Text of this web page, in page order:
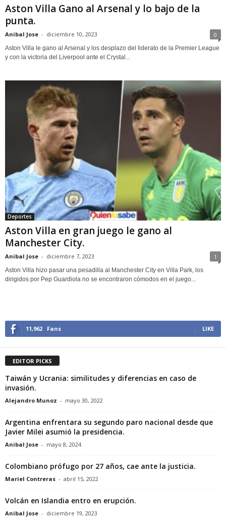
Aston Villa Gano al Arsenal y lo bajo de la
punta.
Anibal Jose - diciembre 10, 2023 0
Aston Villa le gano al Arsenal y los desplazo del liderato de la Premier League
y con la victoria del Liverpool ante el Crystal...
Deportes
Aston Villa en gran juego le gano al
Manchester City.
Anibal Jose - diciembre 7, 2023 1
Aston Villa hizo pasar una pesadilla al Manchester City en Villa Park, los
dirigidos por Pep Guardiola no se encontraron cómodos en el juego...
11,962 Fans LIKE
EDITOR PICKS
Taiwán y Ucrania: similitudes y diferencias en caso de
invasión.
Alejandro Munoz - mayo 30, 2022
Argentina enfrentara su segundo paro nacional desde que
Javier Milei asumió la presidencia.
Anibal Jose - mayo 8, 2024
Colombiano prófugo por 27 años, cae ante la justicia.
Mariel Contreras - abril 15, 2022
Volcán en Islandia entro en erupción.
Anibal Jose - diciembre 19, 2023